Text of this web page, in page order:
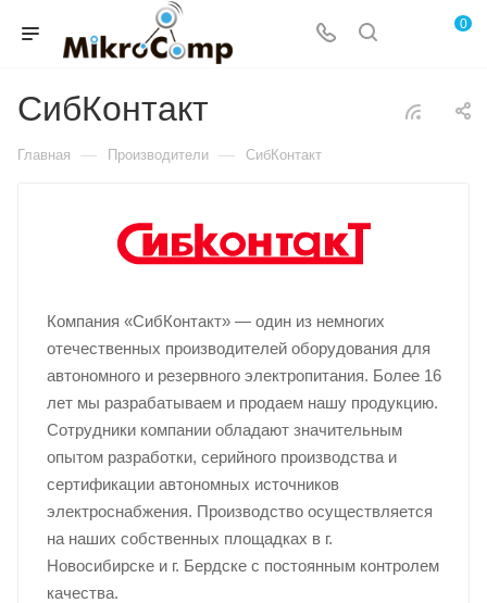
0
СибКонтакт
Главная — Производители — СибКонтакт
Компания «СибКонтакт» — один из немногих
отечественных производителей оборудования для
автономного и резервного электропитания. Более 16
лет мы разрабатываем и продаем нашу продукцию.
Сотрудники компании обладают значительным
опытом разработки, серийного производства и
сертификации автономных источников
электроснабжения. Производство осуществляется
на наших собственных площадках в г.
Новосибирске и г. Бердске с постоянным контролем
качества.